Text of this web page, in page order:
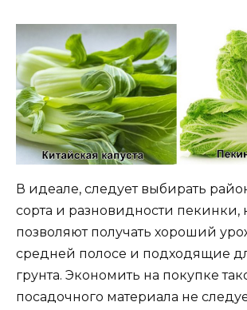
В идеале, следует выбирать
сорта и разновидности пекинки,
позволяют получать хороший
средней полосе и подходящие
грунта. Экономить на покупке
посадочного материала не